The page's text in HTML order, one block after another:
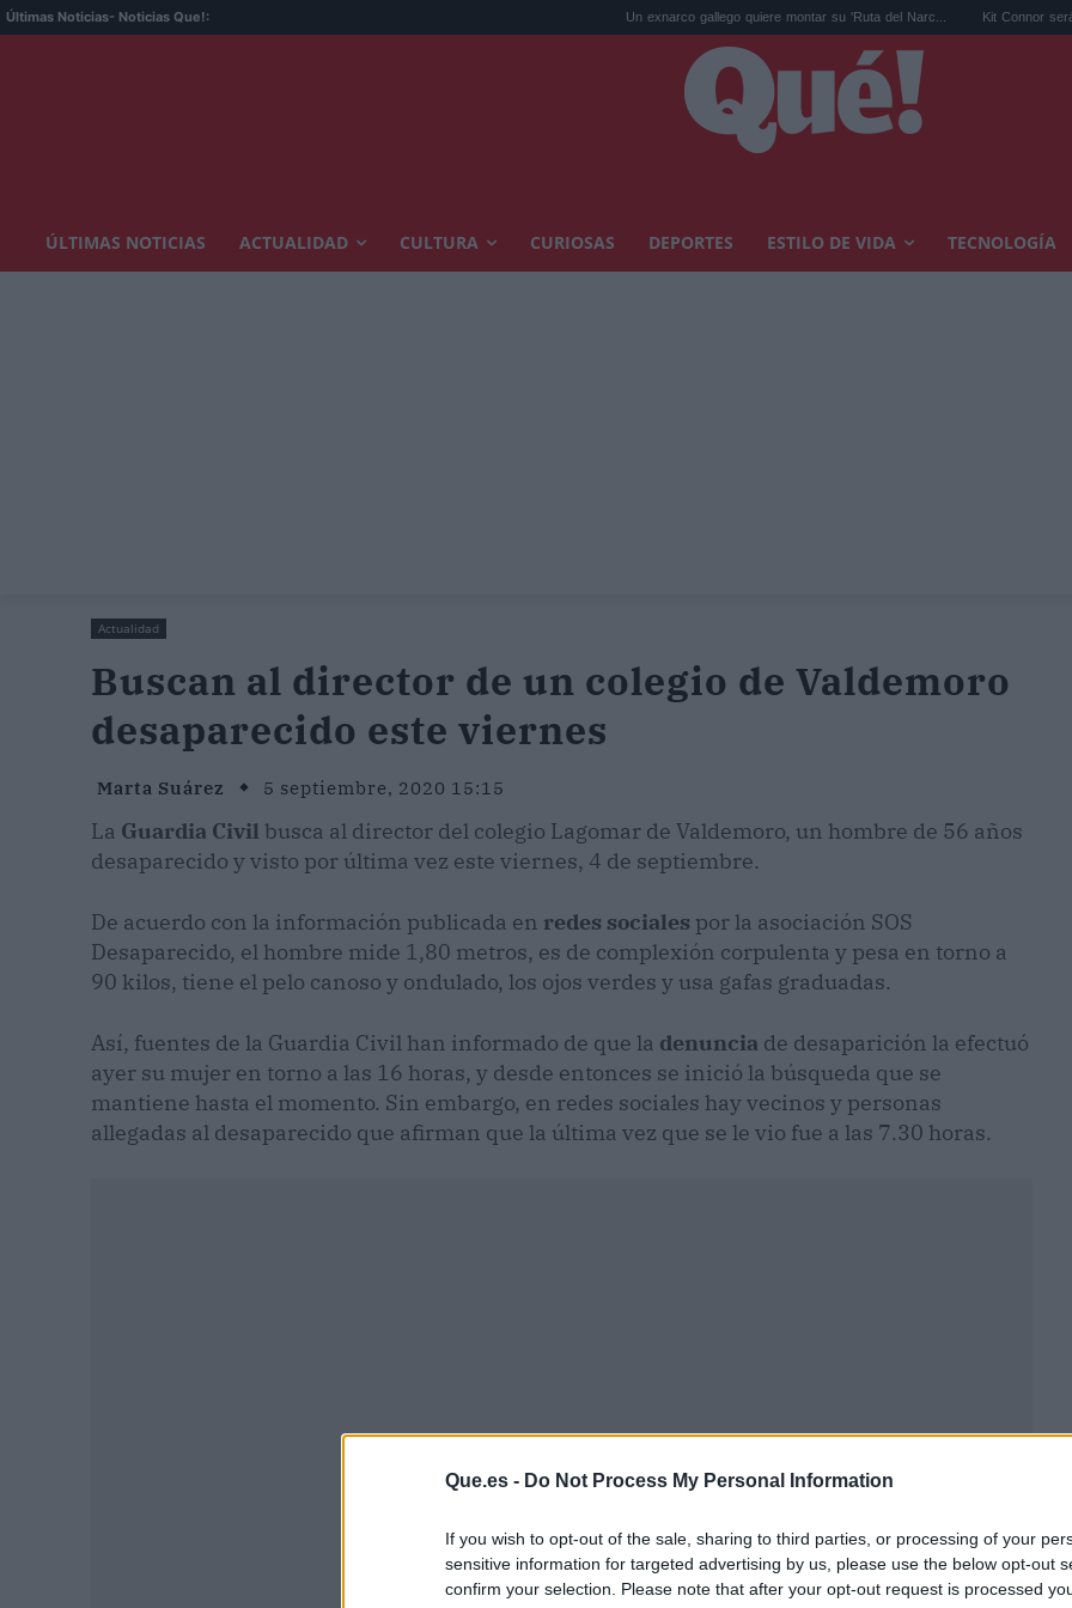
Que.es - Do Not Process My Personal Information
If you wish to opt-out of the sale, sharing to third parties, or processing of your
sensitive information for targeted advertising by us, please use the below opt-out
confirm your selection. Please note that after your opt-out request is processed
Últimas Noticias- Noticias Que!: Un exnarco gallego quiere montar su 'Ruta del Narc... Kit Connor será Cíclope
ÚLTIMAS NOTICIAS ACTUALIDAD CULTURA CURIOSAS DEPORTES ESTILO DE VIDA TECNOLOGÍA
Actualidad
Buscan al director de un colegio de Valdemoro
desaparecido este viernes
Marta Suárez 5 septiembre, 2020 15:15
La Guardia Civil busca al director del colegio Lagomar de Valdemoro, un hombre de 56 años
desaparecido y visto por última vez este viernes, 4 de septiembre.
De acuerdo con la información publicada en redes sociales por la asociación SOS
Desaparecido, el hombre mide 1,80 metros, es de complexión corpulenta y pesa en torno a
90 kilos, tiene el pelo canoso y ondulado, los ojos verdes y usa gafas graduadas.
Así, fuentes de la Guardia Civil han informado de que la denuncia de desaparición la efectuó
ayer su mujer en torno a las 16 horas, y desde entonces se inició la búsqueda que se
mantiene hasta el momento. Sin embargo, en redes sociales hay vecinos y personas
allegadas al desaparecido que afirman que la última vez que se le vio fue a las 7.30 horas.
Publicidad